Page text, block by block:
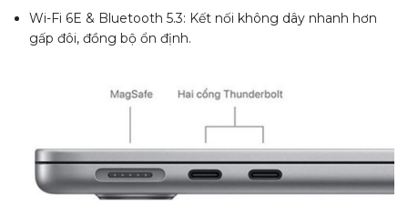
Wi-Fi 6E & Bluetooth 5.3: Kết nối không dây nhanh hơn
gấp đôi, đồng bộ ổn định.